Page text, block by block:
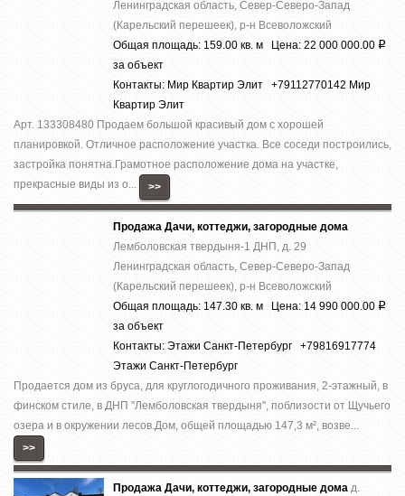
Ленинградская область, Север-Северо-Запад
(Карельский перешеек), р-н Всеволожский
Общая площадь: 159.00 кв. м Цена: 22 000 000.00 Р
за объект
Контакты: Мир Квартир Элит +79112770142 Мир
Квартир Элит
Арт. 133308480 Продаем большой красивый дом с хорошей
планировкой. Отличное расположение участка. Все соседи построились,
застройка понятна.Грамотное расположение дома на участке,
прекрасные виды из о...
>>
Продажа Дачи, коттеджи, загородные дома
Лемболовская твердыня-1 ДНП, д. 29
Ленинградская область, Север-Северо-Запад
(Карельский перешеек), р-н Всеволожский
Общая площадь: 147.30 кв. м Цена: 14 990 000.00 Р
за объект
Контакты: Этажи Санкт-Петербург +79816917774
Этажи Санкт-Петербург
Продается дом из бруса, для круглогодичного проживания, 2-этажный, в
финском стиле, в ДНП ''Лемболовская твердыня'', поблизости от Щучьего
озера и в окружении лесов.Дом, общей площадью 147,3 м², возве...
>>
Продажа Дачи, коттеджи, загородные дома д.